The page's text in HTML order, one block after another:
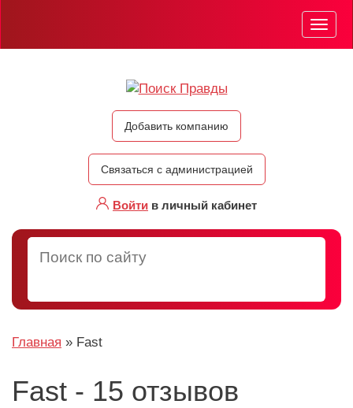
Добавить компанию
Связаться с администрацией
Войти в личный кабинет
Меню
Главная » Fast
Fast - 15 отзывов